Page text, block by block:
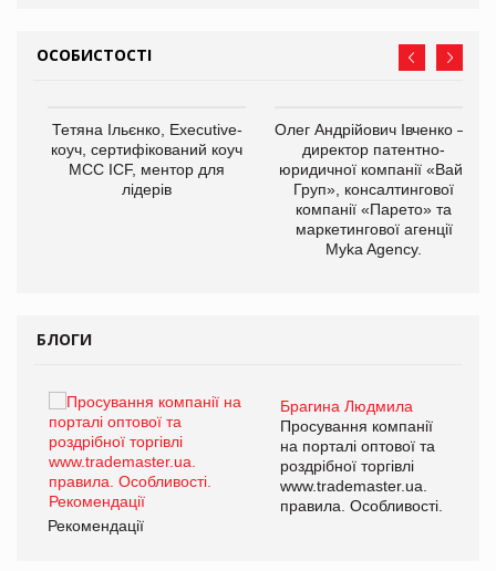
ОСОБИСТОСТІ
Тетяна Ільєнко, Executive-
коуч, сертифікований коуч
МСС ICF, ментор для
лідерів
Олег Андрійович Івченко —
директор патентно-
юридичної компанії «Вайз
Груп», консалтингової
компанії «Парето» та
маркетингової агенції
Myka Agency.
БЛОГИ
Брагина Людмила
Просування компанії
на порталі оптової та
роздрібної торгівлі
www.trademaster.ua.
правила. Особливості.
Рекомендації